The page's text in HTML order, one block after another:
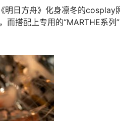
明日方舟》化身凛冬的cosplay
而搭配上专用的“MARTHE系列”